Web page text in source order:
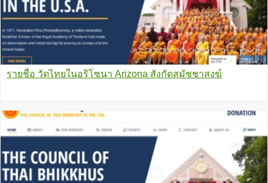
รายชื่อ วัดไทยในอริโซนา Arizona สังกัดสมัชชาสงฆ์